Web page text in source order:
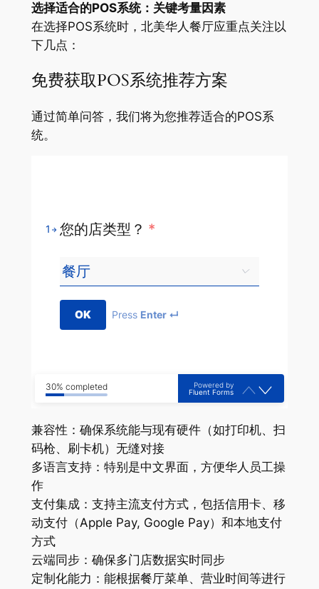
选择适合的POS系统：关键考量因素
在选择POS系统时，北美华人餐厅应重点关注以
下几点：
免费获取POS系统推荐方案
通过简单问答，我们将为您推荐适合的POS系
统。
1 您的店类型？ *
OK Press Enter ↵
30% completed
Powered by
Fluent Forms
兼容性：确保系统能与现有硬件（如打印机、扫
码枪、刷卡机）无缝对接
多语言支持：特别是中文界面，方便华人员工操
作
支付集成：支持主流支付方式，包括信用卡、移
动支付（Apple Pay, Google Pay）和本地支付
方式
云端同步：确保多门店数据实时同步
定制化能力：能根据餐厅菜单、营业时间等进行